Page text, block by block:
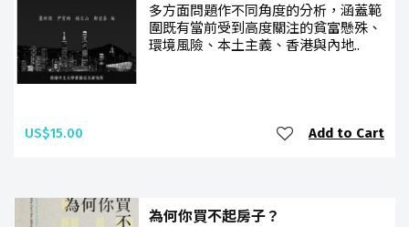
多方面問題作不同角度的分析，涵蓋範
圍既有當前受到高度關注的貧富懸殊、
環境風險、本土主義、香港與內地..
US$15.00 Add to Cart
為何你買不起房子？